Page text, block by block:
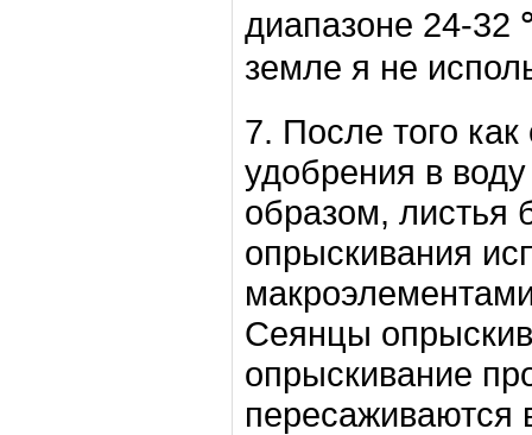
диапазоне 24-32
земле я не
7. После того
удобрения в
образом, листья
опрыскивания
Сеянцы
опрыскивание
пересаживаются